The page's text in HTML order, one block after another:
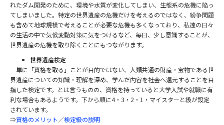
れたダム開発のために、環境や水質が変化してしまい、生態系の危機に陥っ
てしまいました。特定の世界遺産の危機だけを考えるのではなく、紛争問題
も含めて地球規模で考えることが必要な危機も多くなっており、私達の日々
の生活の中で気候変動対策に気をつけるなど、毎日、少し意識することが、
世界遺産の危機を取り除くことにもつながります。
世界遺産検定
単に「資格を取る」ことが目的ではない、人類共通の財産・宝物である世
界遺産についての知識・理解を深め、学んだ内容を社会へ還元することを目
指した検定です。とは言うものの、資格を持っていると大学入試や就職に有
利な場合もあるようです。下から順に4・3・2・1・マイスターと級が設定
されています。
⇒資格のメリット／検定級の説明